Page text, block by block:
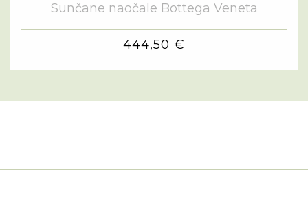
Sunčane naočale Bottega Veneta
444,50 €